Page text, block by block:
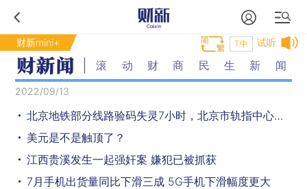
财新mini+ 试听
T中
滚动财商民生新闻
2022/09/13
北京地铁部分线路验码失灵7小时，北京市轨指中心致歉
美元是不是触顶了？
江西贵溪发生一起强奸案 嫌犯已被抓获
7月手机出货量同比下滑三成 5G手机下滑幅度更大